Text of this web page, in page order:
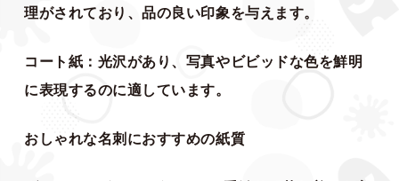
理がされており、品の良い印象を与えます。
コート紙：光沢があり、写真やビビッドな色を鮮明
に表現するのに適しています。
おしゃれな名刺におすすめの紙質